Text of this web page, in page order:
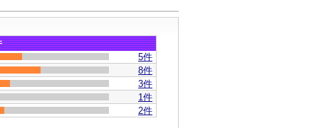
5件
8件
3件
1件
2件